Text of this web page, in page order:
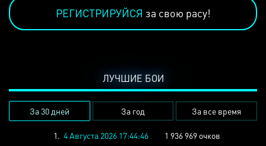
РЕГИСТРИРУЙСЯ за свою расу!
ЛУЧШИЕ БОИ
За 30 дней За год За все время
1. 4 Августа 2026 17:44:46
1 936 969 очков